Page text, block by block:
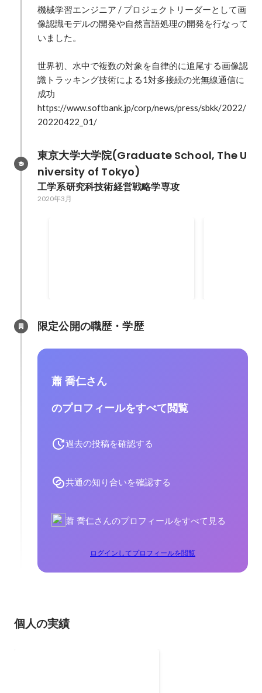
機械学習エンジニア / プロジェクトリーダーとして画
像認識モデルの開発や自然言語処理の開発を行なって
いました。
世界初、水中で複数の対象を自律的に追尾する画像認
識トラッキング技術による1対多接続の光無線通信に
成功
https://www.softbank.jp/corp/news/press/sbkk/2022/
20220422_01/
東京大学大学院(Graduate School, The U
niversity of Tokyo)
工学系研究科技術経営戦略学専攻
2020年3月
限定公開の職歴・学歴
蕭 喬仁さん
のプロフィールをすべて閲覧
過去の投稿を確認する
共通の知り合いを確認する
蕭 喬仁さんのプロフィールをすべて見る
ログインしてプロフィールを閲覧
個人の実績